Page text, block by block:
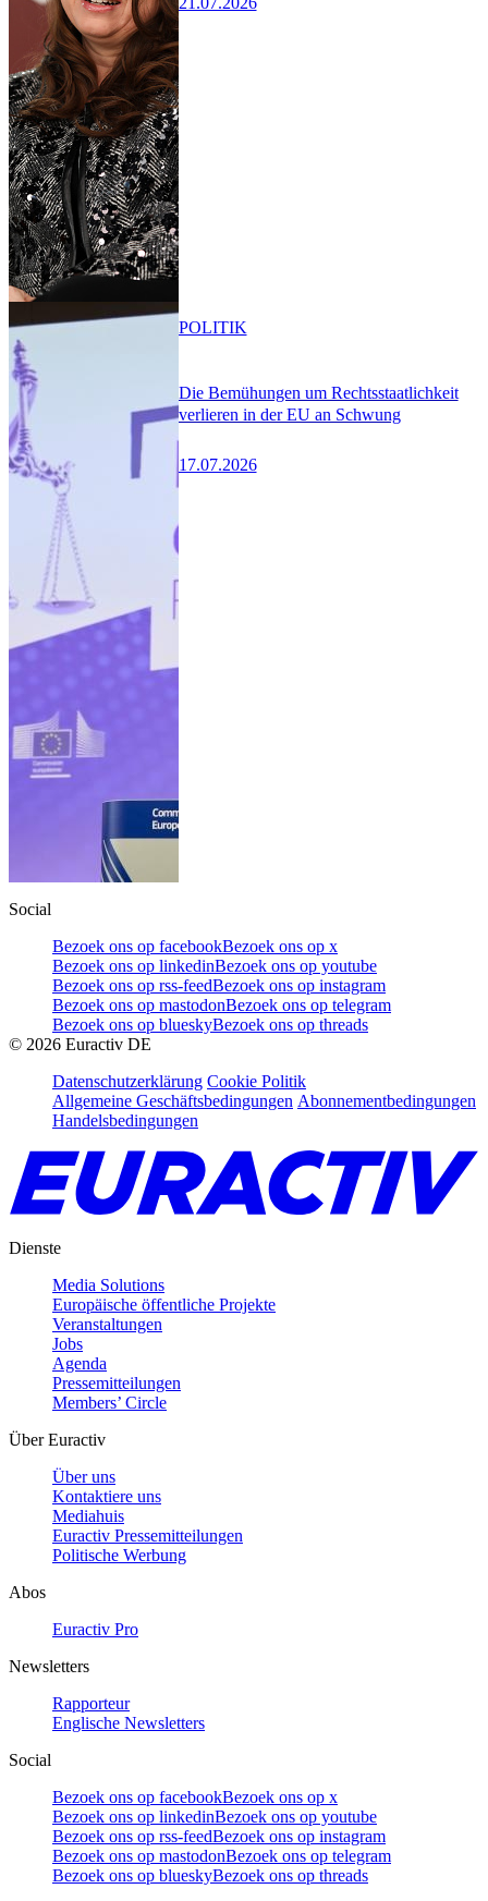
Die Bemühungen um Rechtsstaatlichkeit
verlieren in der EU an Schwung
17.07.2026
POLITIK
Social
Bezoek ons op facebookBezoek ons op x
Bezoek ons op linkedinBezoek ons op youtube
Bezoek ons op rss-feedBezoek ons op instagram
Bezoek ons op mastodonBezoek ons op telegram
Bezoek ons op blueskyBezoek ons op threads
© 2026 Euractiv DE
Datenschutzerklärung Cookie Politik
Allgemeine Geschäftsbedingungen Abonnementbedingungen
Handelsbedingungen
Dienste
Media Solutions
Europäische öffentliche Projekte
Veranstaltungen
Jobs
Agenda
Pressemitteilungen
Members’ Circle
Über Euractiv
Über uns
Kontaktiere uns
Mediahuis
Euractiv Pressemitteilungen
Politische Werbung
Abos
Euractiv Pro
Newsletters
Rapporteur
Englische Newsletters
Social
Bezoek ons op facebookBezoek ons op x
Bezoek ons op linkedinBezoek ons op youtube
Bezoek ons op rss-feedBezoek ons op instagram
Bezoek ons op mastodonBezoek ons op telegram
Bezoek ons op blueskyBezoek ons op threads